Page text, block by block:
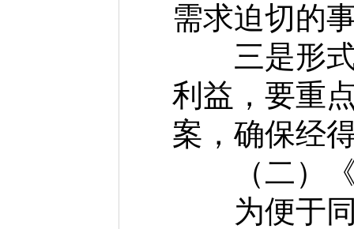
需求迫切的
三是形式
利益，要重
案，确保经
（二）《
为便于同